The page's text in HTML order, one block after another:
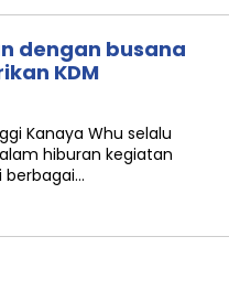
dengan busana
KDM
Kanaya Whu selalu
hiburan kegiatan
berbagai…